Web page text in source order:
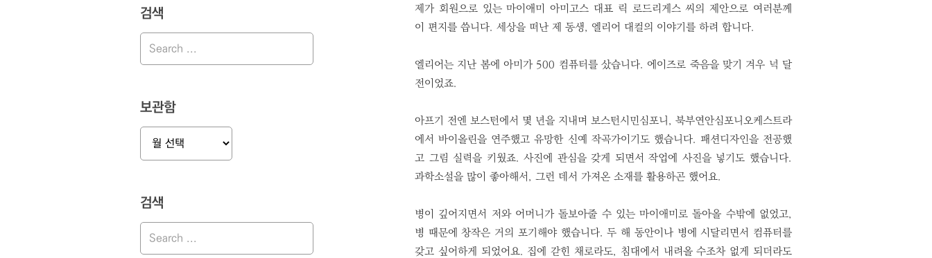
제가 회원으로 있는 마이애미 아미고스 대표 릭 로드리게스 씨의 제안으로 여러분께
이 편지를 씁니다. 세상을 떠난 제 동생, 엘리어 대컬의 이야기를 하려 합니다.
엘리어는 지난 봄에 아미가 500 컴퓨터를 샀습니다. 에이즈로 죽음을 맞기 겨우 넉 달
전이었죠.
아프기 전엔 보스턴에서 몇 년을 지내며 보스턴시민심포니, 북부연안심포니오케스트라
에서 바이올린을 연주했고 유망한 신예 작곡가이기도 했습니다. 패션디자인을 전공했
고 그림 실력을 키웠죠. 사진에 관심을 갖게 되면서 작업에 사진을 넣기도 했습니다.
과학소설을 많이 좋아해서, 그런 데서 가져온 소재를 활용하곤 했어요.
병이 깊어지면서 저와 어머니가 돌보아줄 수 있는 마이애미로 돌아올 수밖에 없었고,
병 때문에 창작은 거의 포기해야 했습니다. 두 해 동안이나 병에 시달리면서 컴퓨터를
갖고 싶어하게 되었어요. 집에 갇힌 채로라도, 침대에서 내려올 수조차 없게 되더라도
검색
보관함
보
검색